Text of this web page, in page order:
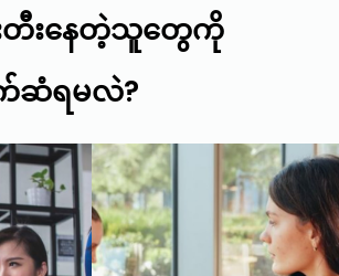
းနေတဲ့သူတွေကို
ရမလဲ?